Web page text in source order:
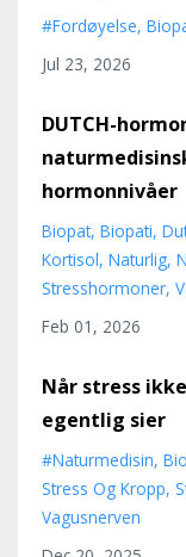
#fordøyelse
Jul 23, 2026
DUTCH-
hormonnivåer
Biopat Biopati
Kortisol Naturlig
Stresshormoner
Feb 01, 2026
Når stress
egentlig sier
#naturmedisin
Stress Og Kropp
Vagusnerven